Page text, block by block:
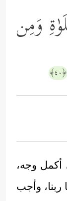
وَمِن
﴿٤٠﴾
أكمل وجه،
ربنا، وأجب